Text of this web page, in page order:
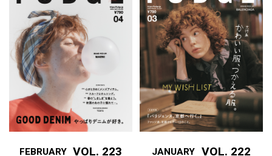
FEBRUARY VOL. 223 JANUARY VOL. 222